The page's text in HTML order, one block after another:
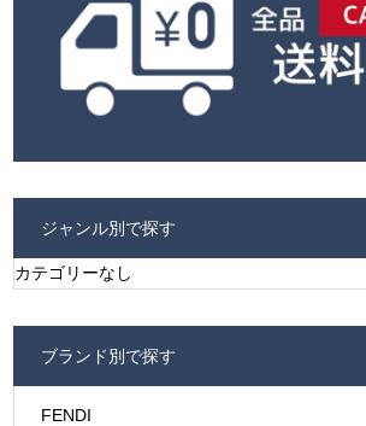
ジャンル別で探す
カテゴリーなし
ブランド別で探す
FENDI